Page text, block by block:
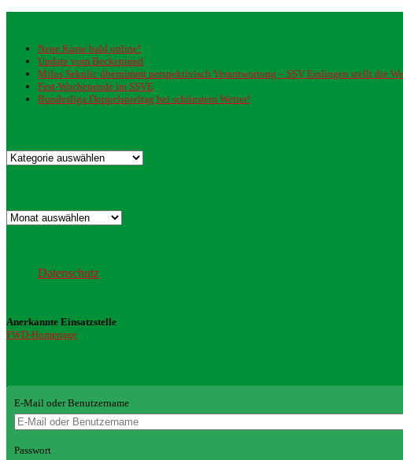
Neue Kurse bald online!
Update vom Beckenrand
Milos Sekulic übernimmt perspektivisch Verantwortung – SSV Esslingen stellt die
Fest-Wochenende im SSVE
Bundesliga Doppelspieltag bei schönstem Wetter!
Kategorien
Archiv
Datenschutz
Anerkannte Einsatzstelle
FWD-Homepage
E-Mail oder Benutzername
Passwort